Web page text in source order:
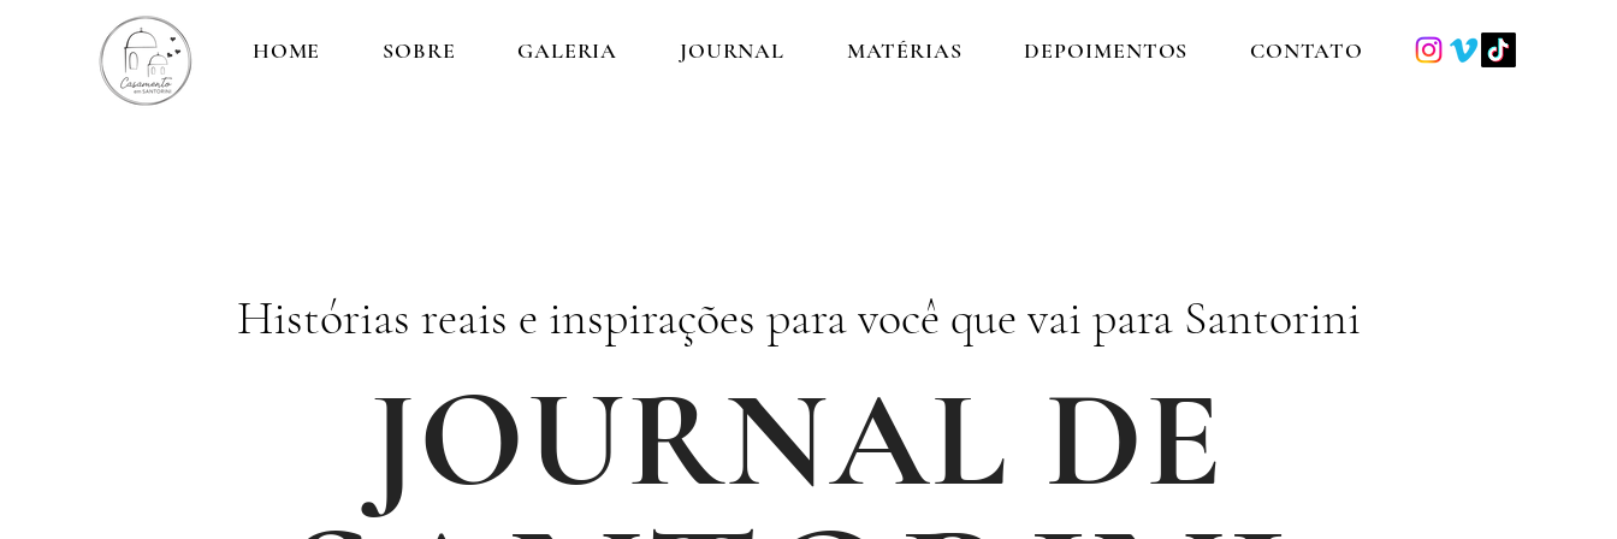
HOME SOBRE GALERIA JOURNAL MATÉRIAS DEPOIMENTOS CONTATO
Histórias reais e inspirações para você que vai para Santorini
JOURNAL DE